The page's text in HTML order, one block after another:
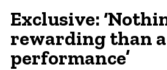
Exclusive:
rewarding than
performance’